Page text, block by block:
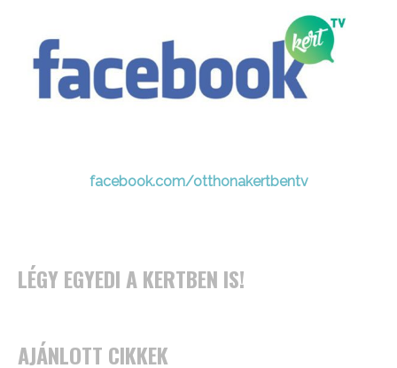
facebook.com/otthonakertbentv
LÉGY EGYEDI A KERTBEN IS!
AJÁNLOTT CIKKEK